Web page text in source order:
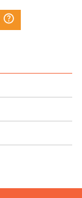
question_mark_circle